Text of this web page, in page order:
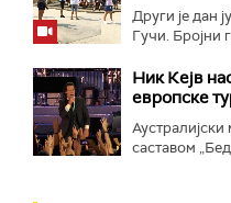
Други је дан
Гучи. Бројни
Ник Кејв
европске
саставом